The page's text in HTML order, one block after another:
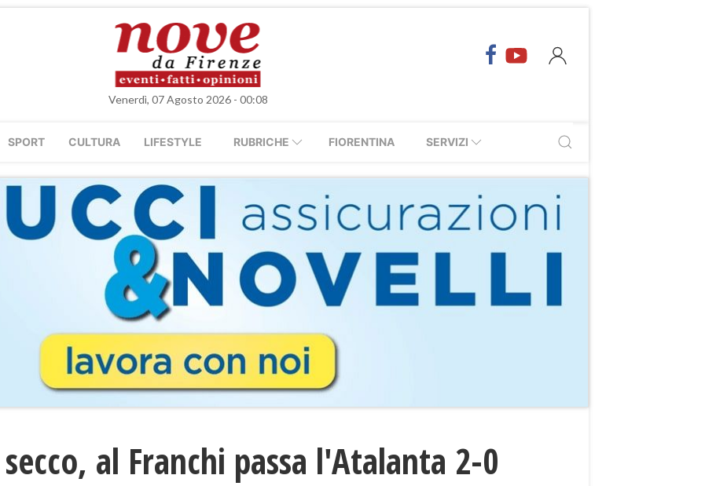
Venerdì, 07 Agosto 2026 - 00:08
SPORT CULTURA LIFESTYLE RUBRICHE FIORENTINA SERVIZI
al Franchi passa l'Atalanta 2-0